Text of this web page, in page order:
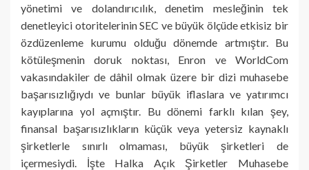
yönetimi ve dolandırıcılık, denetim mesleğinin tek
denetleyici otoritelerinin SEC ve büyük ölçüde etkisiz bir
özdüzenleme kurumu olduğu dönemde artmıştır. Bu
kötüleşmenin doruk noktası, Enron ve WorldCom
vakasındakiler de dâhil olmak üzere bir dizi muhasebe
başarısızlığıydı ve bunlar büyük iflaslara ve yatırımcı
kayıplarına yol açmıştır. Bu dönemi farklı kılan şey,
finansal başarısızlıkların küçük veya yetersiz kaynaklı
şirketlerle sınırlı olmaması, büyük şirketleri de
içermesiydi. İşte Halka Açık Şirketler Muhasebe